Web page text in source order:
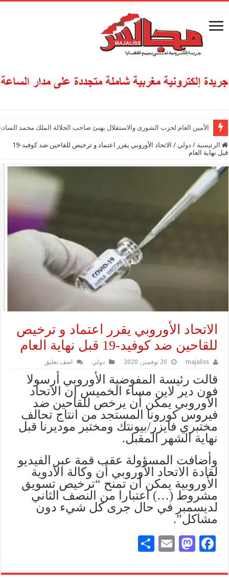
الأمين العام لحزب الشورى والاستقلال يهنئ صاحب الجلالة الملك محمد
الرئيسية / دولي /
الاتحاد الأوروبي يقرر اعتماد و ترخيص للقاحين ضد كوفيد-19
قبل نهاية العام
الاتحاد الأوروبي يقرر اعتماد و ترخيص
للقاحين ضد كوفيد-19 قبل نهاية العام
majaliss 20 نوفمبر، 2020 دولي اضف تعليق
قالت رئيسة المفوضية الأوروبي أرسولا
فون دير لاين مساء الخميس إن الاتحاد
الأوروبي يمكن أن يرخص للقاحين ضد
فيروس كورونا المستجد من انتاج تحالف
مختبري فايزر/بيونتك ومختبر موديرنا قبل
نهاية الشهر المقبل.
وأضافت المسؤولة عقب قمة عبر الفيديو
لقادة الاتحاد الأوروبي أن وكالة الأدوية
الأوروبية يمكن أن تمنح “ترخيص تسويق
مشروط (…) اعتبارا من النصف الثاني
لديسمبر في حال جرى كل شيء دون
مشاكل”.
Fa
bo
M
to
E
ail
re